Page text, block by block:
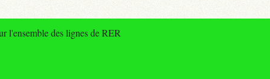
l'ensemble des lignes de RER